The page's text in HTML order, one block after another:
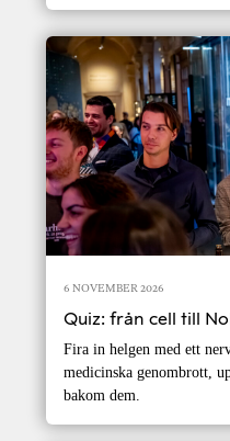
6 NOVEMBER 2026
Quiz: från cell till
Fira in helgen med ett
medicinska genombrott,
bakom dem.